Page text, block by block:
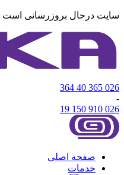
سایت درحال بروزرسانی است
026 365 40 364
-
026 910 150 19
صفحه اصلی
خدمات